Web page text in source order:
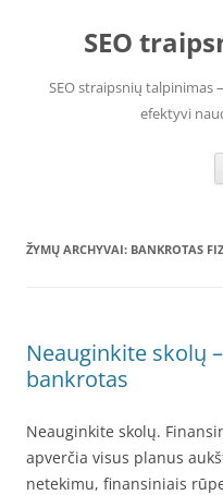
SEO
SEO straipsnių talpinimas
efektyvi
ŽYMŲ ARCHYVAI: BANKROTAS
Neauginkite skolų
bankrotas
Neauginkite skolų.
apverčia visus planus
netekimu, finansiniais